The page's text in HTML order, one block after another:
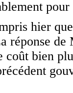
hier
réponse
bien